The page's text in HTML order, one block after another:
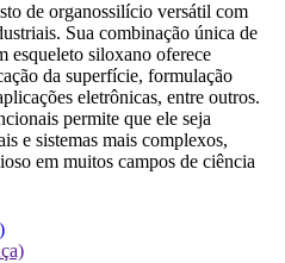
de organossilício versátil com
Sua combinação única de
esqueleto siloxano oferece
da superfície, formulação
eletrônicas, entre outros.
permite que ele seja
e sistemas mais complexos,
em muitos campos de ciência